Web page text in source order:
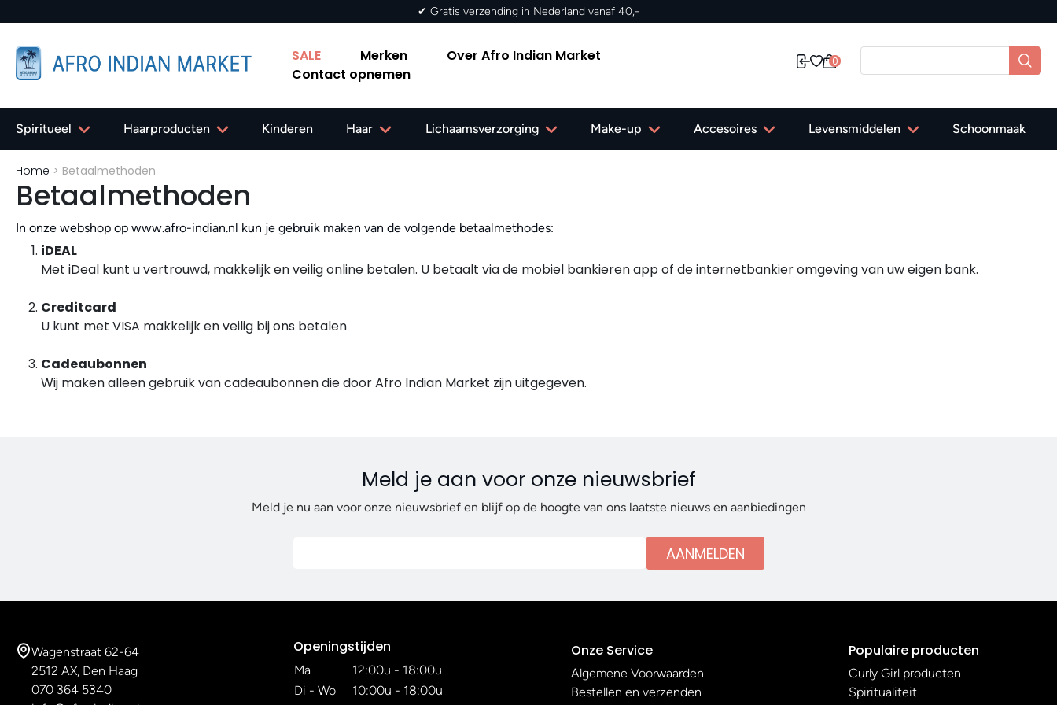
✔ Gratis verzending in Nederland vanaf 40,-
SALE Merken
Over Afro Indian Market
Contact opnemen
0
Spiritueel Haarproducten Kinderen Haar Lichaamsverzorging Make-up Accesoires Levensmiddelen Schoonmaak
Home > Betaalmethoden
Betaalmethoden
In onze webshop op www.afro-indian.nl kun je gebruik maken van de volgende betaalmethodes:
iDEAL
Met iDeal kunt u vertrouwd, makkelijk en veilig online betalen. U betaalt via de mobiel bankieren app of de internetbankier omgeving van uw eigen bank.
Creditcard
U kunt met VISA makkelijk en veilig bij ons betalen
Cadeaubonnen
Wij maken alleen gebruik van cadeaubonnen die door Afro Indian Market zijn uitgegeven.
Meld je aan voor onze nieuwsbrief
Meld je nu aan voor onze nieuwsbrief en blijf op de hoogte van ons laatste nieuws en aanbiedingen
AANMELDEN
Wagenstraat 62-64
2512 AX, Den Haag
070 364 5340
Openingstijden
Ma
12:00u - 18:00u
Di - Wo
10:00u - 18:00u
Onze Service
Algemene Voorwaarden
Bestellen en verzenden
Populaire producten
Curly Girl producten
Spiritualiteit